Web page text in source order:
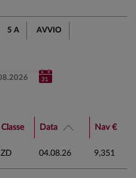
5 A AVVIO
Classe Data Nav €
ZD 04.08.26 9,351